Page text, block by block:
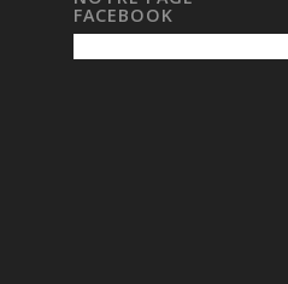
FACEBOOK